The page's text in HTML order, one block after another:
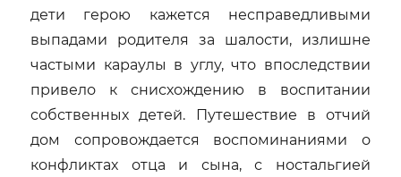
дети герою кажется несправедливыми
выпадами родителя за шалости, излишне
частыми караулы в углу, что впоследствии
привело к снисхождению в воспитании
собственных детей. Путешествие в отчий
дом сопровождается воспоминаниями о
конфликтах отца и сына, с ностальгией